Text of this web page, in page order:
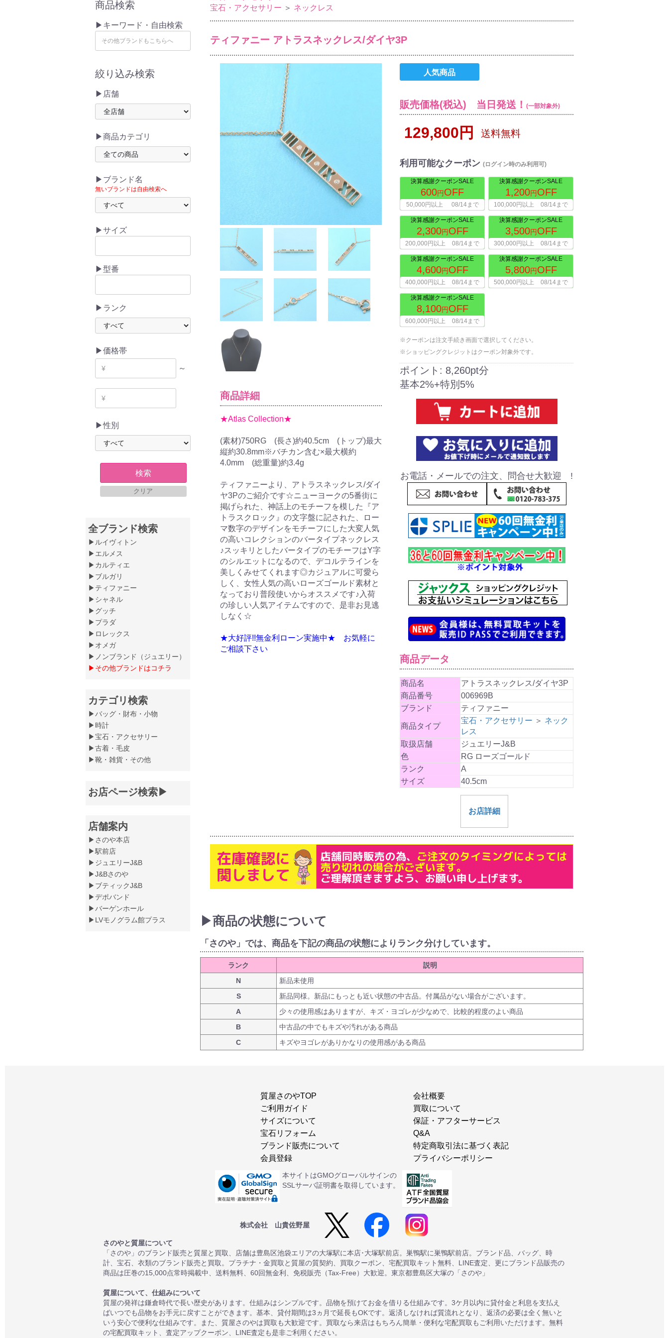
商品検索
▶キーワード・自由検索
絞り込み検索
▶店舗
▶商品カテゴリ
▶ブランド名
無いブランドは自由検索へ
▶サイズ
▶型番
▶ランク
▶価格帯
～
▶性別
検索
クリア
全ブランド検索
▶ルイヴィトン
▶エルメス
▶カルティエ
▶ブルガリ
▶ティファニー
▶シャネル
▶グッチ
▶プラダ
▶ロレックス
▶オメガ
▶ノンブランド（ジュエリー）
▶その他ブランドはコチラ
カテゴリ検索
▶バッグ・財布・小物
▶時計
▶宝石・アクセサリー
▶古着・毛皮
▶靴・雑貨・その他
お店ページ検索▶
店舗案内
▶さのや本店
▶駅前店
▶ジュエリーJ&B
▶J&Bさのや
▶ブティックJ&B
▶デポバンド
▶バーゲンホール
▶LVモノグラム館プラス
宝石・アクセサリー ＞ ネックレス
ティファニー アトラスネックレス/ダイヤ3P
商品詳細
★Atlas Collection★
(素材)750RG (長さ)約40.5cm (トップ)最大
縦約30.8mm※バチカン含む×最大横約
4.0mm (総重量)約3.4g
ティファニーより、アトラスネックレス/ダイ
ヤ3Pのご紹介です☆ニューヨークの5番街に
掲げられた、神話上のモチーフを模した『ア
トラスクロック』の文字盤に記された、ロー
マ数字のデザインをモチーフにした大変人気
の高いコレクションのバータイプネックレス
♪スッキリとしたバータイプのモチーフはY字
のシルエットになるので、デコルテラインを
美しくみせてくれます◎カジュアルに可愛ら
しく、女性人気の高いローズゴールド素材と
なっており普段使いからオススメです♪入荷
の珍しい人気アイテムですので、是非お見逃
しなく☆
★大好評!!無金利ローン実施中★ お気軽に
ご相談下さい
人気商品
販売価格(税込) 当日発送！ (一部対象外)
129,800円 送料無料
利用可能なクーポン (ログイン時のみ利用可)
決算感謝クーポンSALE
600円OFF
50,000円以上 08/14まで
決算感謝クーポンSALE
1,200円OFF
100,000円以上 08/14まで
決算感謝クーポンSALE
2,300円OFF
200,000円以上 08/14まで
決算感謝クーポンSALE
3,500円OFF
300,000円以上 08/14まで
決算感謝クーポンSALE
4,600円OFF
400,000円以上 08/14まで
決算感謝クーポンSALE
5,800円OFF
500,000円以上 08/14まで
決算感謝クーポンSALE
8,100円OFF
600,000円以上 08/14まで
※クーポンは注文手続き画面で選択してください。
※ショッピングクレジットはクーポン対象外です。
ポイント: 8,260pt分
基本2%+特別5%
お電話・メールでの注文、問合せ大歓迎 !
商品データ
商品名
アトラスネックレス/ダイヤ3P
商品番号
006969B
ブランド
ティファニー
商品タイプ
宝石・アクセサリー ＞ ネック
レス
取扱店舗
ジュエリーJ&B
色
RG ローズゴールド
ランク
A
サイズ
40.5cm
お店詳細
▶商品の状態について
「さのや」では、商品を下記の商品の状態によりランク分けしています。
ランク
説明
N
新品未使用
S
新品同様。新品にもっとも近い状態の中古品。付属品がない場合がございます。
A
少々の使用感はありますが、キズ・ヨゴレが少なめで、比較的程度のよい商品
B
中古品の中でもキズや汚れがある商品
C
キズやヨゴレがありかなりの使用感がある商品
質屋さのやTOP
ご利用ガイド
サイズについて
宝石リフォーム
ブランド販売について
会員登録
会社概要
買取について
保証・アフターサービス
Q&A
特定商取引法に基づく表記
プライバシーポリシー
本サイトはGMOグローバルサインの
SSLサーバ証明書を取得しています。
株式会社 山貴佐野屋
さのやと質屋について
「さのや」のブランド販売と質屋と買取、店舗は豊島区池袋エリアの大塚駅に本店･大塚駅前店。巣鴨駅に巣鴨駅前店。ブランド品、バッグ、時
計、宝石、衣類のブランド販売と買取。プラチナ・金買取と質屋の質契約、買取クーポン、宅配買取キット無料、LINE査定、更にブランド品販売の
商品は圧巻の15,000点常時掲載中、送料無料、60回無金利、免税販売（Tax-Free）大歓迎。東京都豊島区大塚の「さのや」
質屋について、仕組みについて
質屋の発祥は鎌倉時代で長い歴史があります。仕組みはシンプルです。品物を預けてお金を借りる仕組みです。3ケ月以内に貸付金と利息を支払え
ばいつでも品物をお手元に戻すことができます。基本、貸付期間は3ヵ月で延長もOKです。返済しなければ質流れとなり、返済の必要は全く無いと
いう安心で便利な仕組みです。また、質屋さのやは買取も大歓迎です。買取なら来店はもちろん簡単・便利な宅配買取もご利用いただけます。無料
の宅配買取キット、査定アップクーポン、LINE査定も是非ご利用ください。